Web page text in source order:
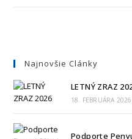
Najnovšie Clánky
LETNÝ ZRAZ
18. FEBRUÁRA 2026
Podporte